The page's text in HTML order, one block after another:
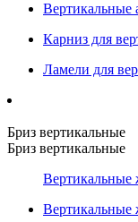
Карниз для
Ламели для
Бриз вертикальные
Бриз вертикальные
Вертикальные
Вертикальные